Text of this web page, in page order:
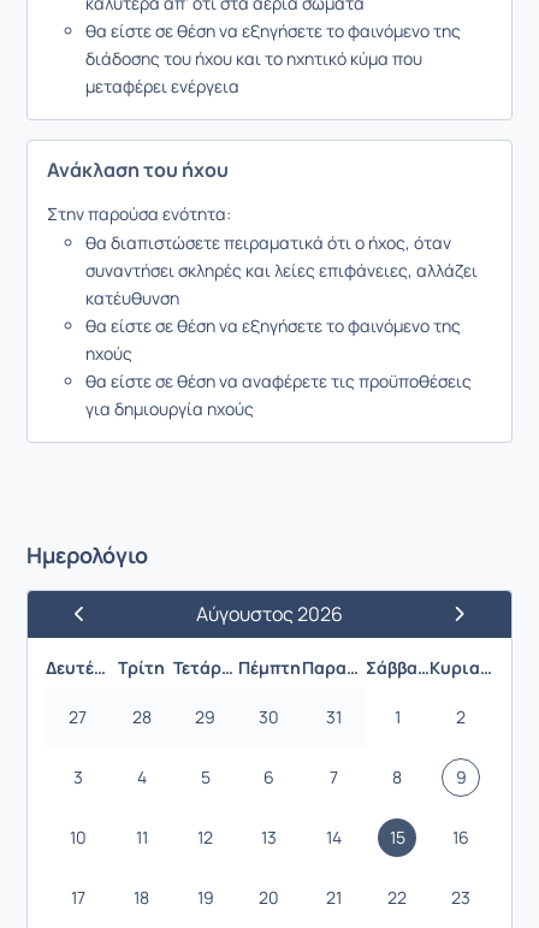
θα είστε σε θέση να εξηγήσετε το φαινόμενο της
διάδοσης του ήχου και το ηχητικό κύμα που
μεταφέρει ενέργεια
Ανάκλαση του ήχου
Στην παρούσα ενότητα:
θα διαπιστώσετε πειραματικά ότι ο ήχος, όταν
συναντήσει σκληρές και λείες επιφάνειες, αλλάζει
κατέυθυνση
θα είστε σε θέση να εξηγήσετε το φαινόμενο της
ηχούς
θα είστε σε θέση να αναφέρετε τις προϋποθέσεις
για δημιουργία ηχούς
Ημερολόγιο
Προηγούμενος ΜήναςΑύγουστος 2026
Επόμενος
Δευτέρα Τρίτη Τετάρτη Πέμπτη Παρασκευή Σάββατο Κυριακή
27 28 29 30 31 1 2
3 4 5 6 7 8 9
10 11 12 13 14 15 16
17 18 19 20 21 22 23